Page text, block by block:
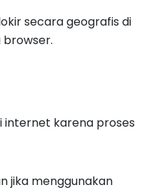
secara geografis di
browser.
internet karena proses
jika menggunakan